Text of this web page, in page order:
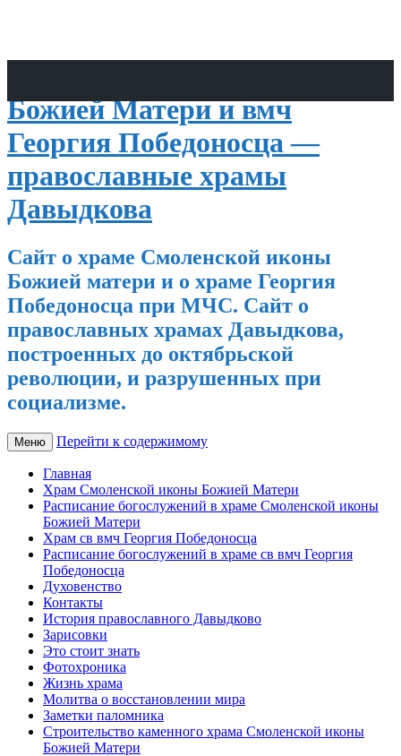
Божией Матери и вмч
Георгия Победоносца —
православные храмы
Давыдкова
Сайт о храме Смоленской иконы
Божией матери и о храме Георгия
Победоносца при МЧС. Сайт о
православных храмах Давыдкова,
построенных до октябрьской
революции, и разрушенных при
социализме.
Меню Перейти к содержимому
Главная
Храм Смоленской иконы Божией Матери
Расписание богослужений в храме Смоленской иконы
Божией Матери
Храм св вмч Георгия Победоносца
Расписание богослужений в храме св вмч Георгия
Победоносца
Духовенство
Контакты
История православного Давыдково
Зарисовки
Это стоит знать
Фотохроника
Жизнь храма
Молитва о восстановлении мира
Заметки паломника
Строительство каменного храма Смоленской иконы
Божией Матери